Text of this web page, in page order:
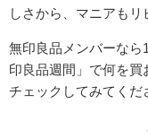
しさから、マニアもリ
無印良品メンバーなら
印良品週間」で何を買
チェックしてみてくだ